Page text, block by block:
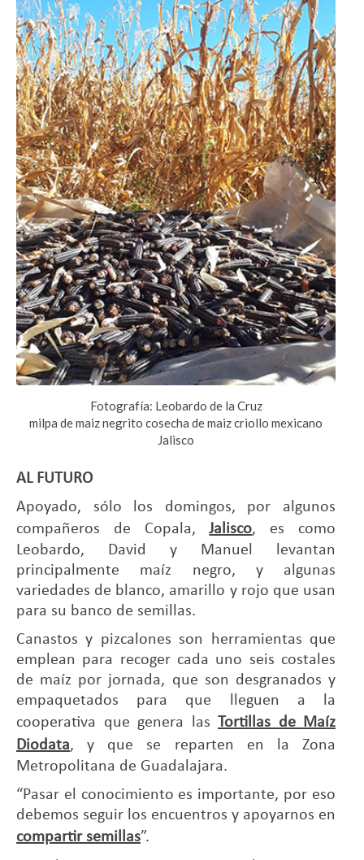
Fotografía: Leobardo de la Cruz
milpa de maiz negrito cosecha de maiz criollo mexicano
Jalisco
AL FUTURO
Apoyado, sólo los domingos, por algunos
compañeros de Copala,Jalisco, es como
Leobardo, David y Manuel levantan
principalmente maíz negro, y algunas
variedades de blanco, amarillo y rojo que usan
para su banco de semillas.
Canastos y pizcalones son herramientas que
emplean para recoger cada uno seis costales
de maíz por jornada, que son desgranados y
empaquetados para que lleguen a la
cooperativa que genera las Tortillas de Maíz
Diodata, y que se reparten en la Zona
Metropolitana de Guadalajara.
“Pasar el conocimiento es importante, por eso
debemos seguir los encuentros y apoyarnos en
compartir semillas”.